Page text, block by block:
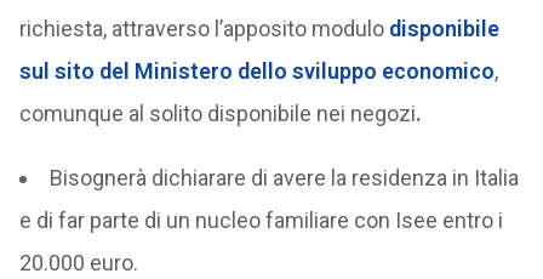
richiesta, attraverso l’apposito modulo disponibile
sul sito del Ministero dello sviluppo economico,
comunque al solito disponibile nei negozi.
Bisognerà dichiarare di avere la residenza in Italia
e di far parte di un nucleo familiare con Isee entro i
20.000 euro.